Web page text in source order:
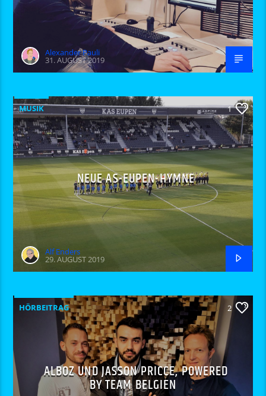
Alexander Pauli
31. AUGUST 2019
MUSIK 1
NEUE AS-EUPEN-HYMNE
Alf Enders
29. AUGUST 2019
HÖRBEITRAG 2
ALBOZ UND JASSON PRICCE, POWERED
BY TEAM BELGIEN